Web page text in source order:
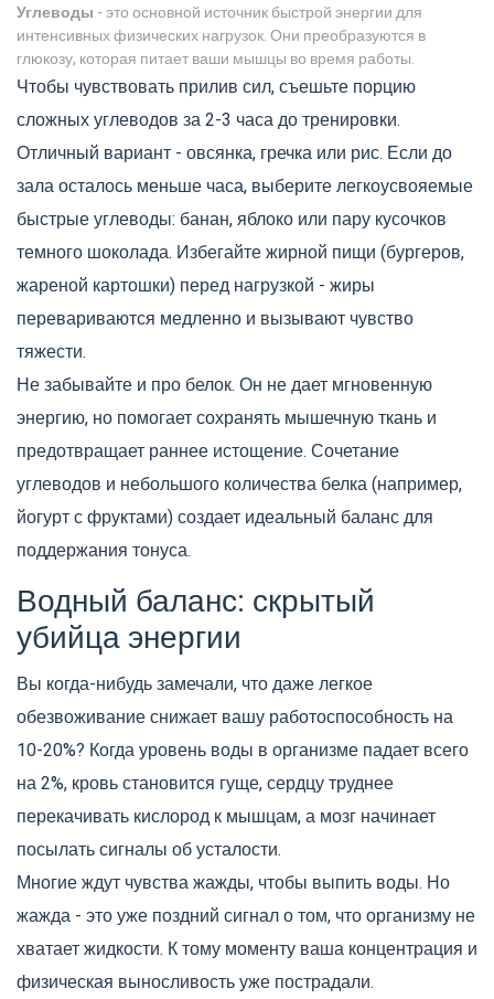
Углеводы - этоосновной источник быстрой энергии для
интенсивных физических нагрузок. Они преобразуются в
глюкозу, которая питает ваши мышцы во время работы.
Чтобы чувствовать прилив сил, съешьте порцию
сложных углеводов за 2-3 часа до тренировки.
Отличный вариант - овсянка, гречка или рис. Если до
зала осталось меньше часа, выберите легкоусвояемые
быстрые углеводы: банан, яблоко или пару кусочков
темного шоколада. Избегайте жирной пищи (бургеров,
жареной картошки) перед нагрузкой - жиры
перевариваются медленно и вызывают чувство
тяжести.
Не забывайте и про белок. Он не дает мгновенную
энергию, но помогает сохранять мышечную ткань и
предотвращает раннее истощение. Сочетание
углеводов и небольшого количества белка (например,
йогурт с фруктами) создает идеальный баланс для
поддержания тонуса.
Водный баланс: скрытый
убийца энергии
Вы когда-нибудь замечали, что даже легкое
обезвоживание снижает вашу работоспособность на
10-20%? Когда уровень воды в организме падает всего
на 2%, кровь становится гуще, сердцу труднее
перекачивать кислород к мышцам, а мозг начинает
посылать сигналы об усталости.
Многие ждут чувства жажды, чтобы выпить воды. Но
жажда - это уже поздний сигнал о том, что организму не
хватает жидкости. К тому моменту ваша концентрация и
физическая выносливость уже пострадали.